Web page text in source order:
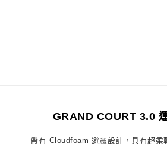
GRAND COURT 3.0
帶有 Cloudfoam 避震設計，具有超柔